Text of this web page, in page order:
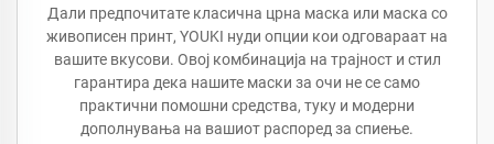
Дали предпочитате класична црна маска или маска со
живописен принт, YOUKI нуди опции кои одговараат на
вашите вкусови. Овој комбинација на трајност и стил
гарантира дека нашите маски за очи не се само
практични помошни средства, туку и модерни
дополнувања на вашиот распоред за спиење.